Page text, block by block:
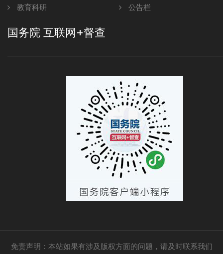
教育科研
公告栏
国务院 互联网+督查
免责声明：本站如果有涉及版权方面的问题，请及时联系我们